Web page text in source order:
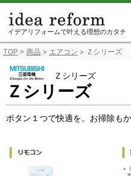
Skip
content
イデアリフォームで叶える理想のカタチ
TOP > 商品 > エアコン > Ｚシリーズ
Ｚシリーズ
Ｚシリーズ
ボタン１つで快適を。お掃除もか